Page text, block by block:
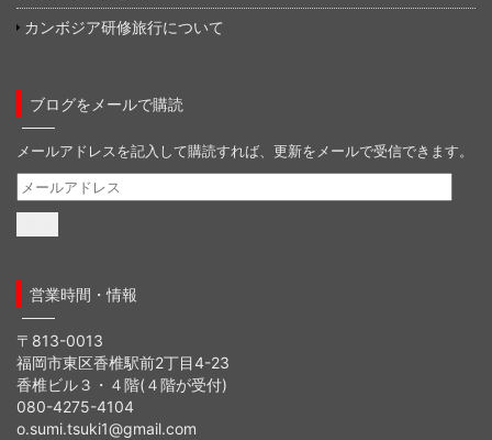
カンボジア研修旅行について
ブログをメールで購読
メールアドレスを記入して購読すれば、更新をメールで受信できます。
メ
ー
レ
ス
営業時間・情報
〒813-0013
福岡市東区香椎駅前2丁目4-23
香椎ビル３・４階(４階が受付)
080-4275-4104
o.sumi.tsuki1@gmail.com